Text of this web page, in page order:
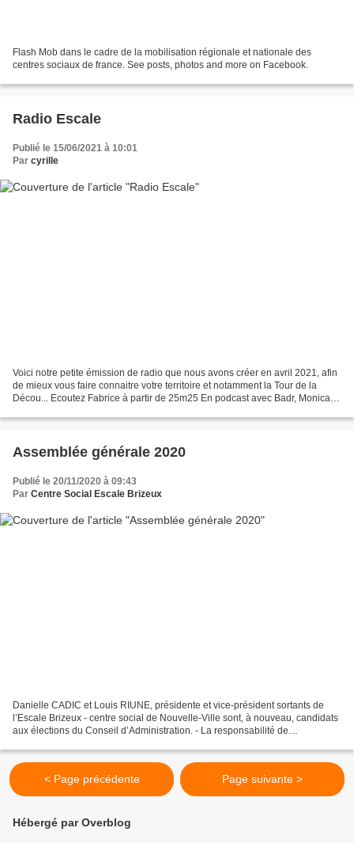
Flash Mob dans le cadre de la mobilisation régionale et nationale des
centres sociaux de france. See posts, photos and more on Facebook.
Radio Escale
Publié le 15/06/2021 à 10:01
Par cyrille
Voici notre petite émission de radio que nous avons créer en avril 2021, afin
de mieux vous faire connaitre votre territoire et notamment la Tour de la
Décou... Ecoutez Fabrice à partir de 25m25 En podcast avec Badr, Monica et
Assemblée générale 2020
Publié le 20/11/2020 à 09:43
Par Centre Social Escale Brizeux
Danielle CADIC et Louis RIUNE, présidente et vice-président sortants de
l’Escale Brizeux - centre social de Nouvelle-Ville sont, à nouveau, candidats
aux élections du Conseil d’Administration. - La responsabilité de
< Page précédente Page suivante >
Hébergé par Overblog